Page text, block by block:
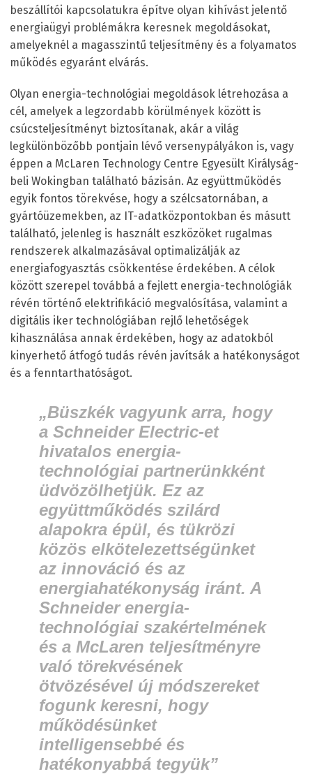
beszállítói kapcsolatukra építve olyan kihívást jelentő
energiaügyi problémákra keresnek megoldásokat,
amelyeknél a magasszintű teljesítmény és a folyamatos
működés egyaránt elvárás.
Olyan energia-technológiai megoldások létrehozása a
cél, amelyek a legzordabb körülmények között is
csúcsteljesítményt biztosítanak, akár a világ
legkülönbözőbb pontjain lévő versenypályákon is, vagy
éppen a McLaren Technology Centre Egyesült Királyság-
beli Wokingban található bázisán. Az együttműködés
egyik fontos törekvése, hogy a szélcsatornában, a
gyártóüzemekben, az IT-adatközpontokban és másutt
található, jelenleg is használt eszközöket rugalmas
rendszerek alkalmazásával optimalizálják az
energiafogyasztás csökkentése érdekében. A célok
között szerepel továbbá a fejlett energia-technológiák
révén történő elektrifikáció megvalósítása, valamint a
digitális iker technológiában rejlő lehetőségek
kihasználása annak érdekében, hogy az adatokból
kinyerhető átfogó tudás révén javítsák a hatékonyságot
és a fenntarthatóságot.
„Büszkék vagyunk arra, hogy
a Schneider Electric-et
hivatalos energia-
technológiai partnerünkként
üdvözölhetjük. Ez az
együttműködés szilárd
alapokra épül, és tükrözi
közös elkötelezettségünket
az innováció és az
energiahatékonyság iránt. A
Schneider energia-
technológiai szakértelmének
és a McLaren teljesítményre
való törekvésének
ötvözésével új módszereket
fogunk keresni, hogy
működésünket
intelligensebbé és
hatékonyabbá tegyük”